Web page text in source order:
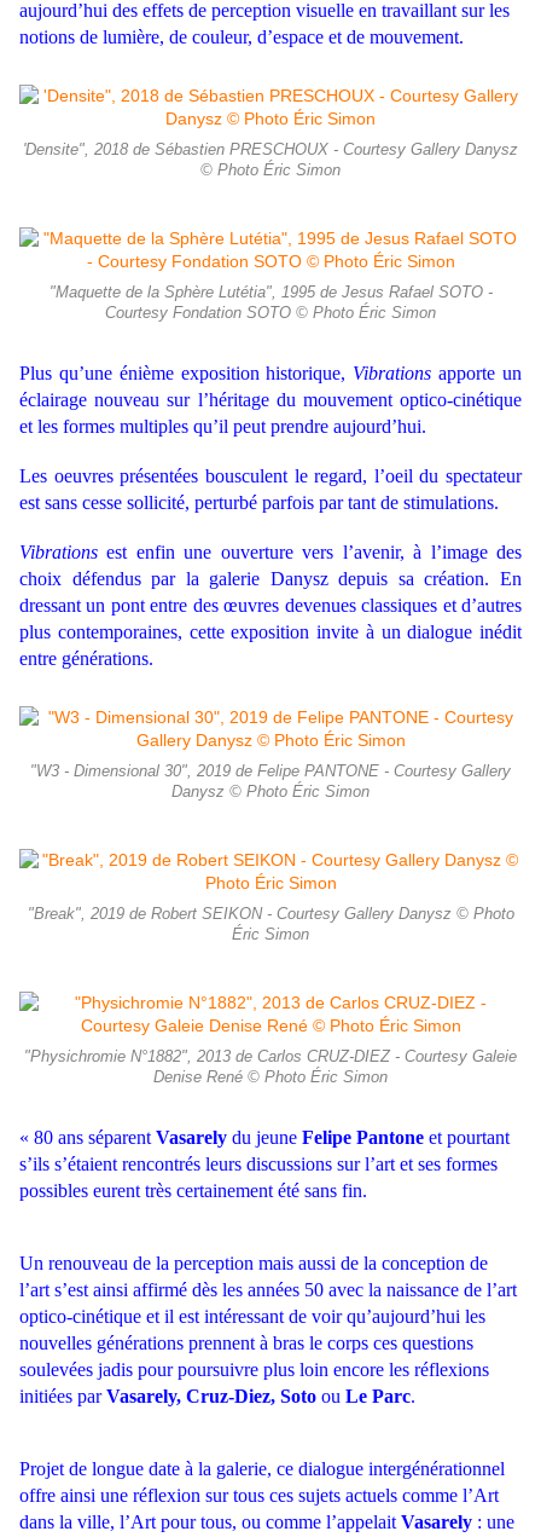
aujourd’hui des effets de perception visuelle en travaillant sur les
notions de lumière, de couleur, d’espace et de mouvement.
'Densite", 2018 de Sébastien PRESCHOUX - Courtesy Gallery Danysz
© Photo Éric Simon
"Maquette de la Sphère Lutétia", 1995 de Jesus Rafael SOTO -
Courtesy Fondation SOTO © Photo Éric Simon
Plus qu’une énième exposition historique, Vibrationsapporte un
éclairage nouveau sur l’héritage du mouvement optico-cinétique
et les formes multiples qu’il peut prendre aujourd’hui.
Les oeuvres présentées bousculent le regard, l’oeil du spectateur
est sans cesse sollicité, perturbé parfois par tant de stimulations.
Vibrations est enfin une ouverture vers l’avenir, à l’image des
choix défendus par la galerie Danysz depuis sa création. En
dressant un pont entre des œuvres devenues classiques et d’autres
plus contemporaines, cette exposition invite à un dialogue inédit
entre générations.
"W3 - Dimensional 30", 2019 de Felipe PANTONE - Courtesy Gallery
Danysz © Photo Éric Simon
"Break", 2019 de Robert SEIKON - Courtesy Gallery Danysz © Photo
Éric Simon
"Physichromie N°1882", 2013 de Carlos CRUZ-DIEZ - Courtesy Galeie
Denise René © Photo Éric Simon
« 80 ans séparent Vasarely du jeune Felipe Pantone et pourtant
s’ils s’étaient rencontrés leurs discussions sur l’art et ses formes
possibles eurent très certainement été sans fin.
Un renouveau de la perception mais aussi de la conception de
l’art s’est ainsi affirmé dès les années 50 avec la naissance de l’art
optico-cinétique et il est intéressant de voir qu’aujourd’hui les
nouvelles générations prennent à bras le corps ces questions
soulevées jadis pour poursuivre plus loin encore les réflexions
initiées parVasarely, Cruz-Diez, Soto ou Le Parc.
Projet de longue date à la galerie, ce dialogue intergénérationnel
offre ainsi une réflexion sur tous ces sujets actuels comme l’Art
dans la ville, l’Art pour tous, ou comme l’appelait Vasarely : une